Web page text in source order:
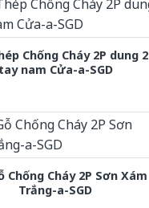
Chống Cháy 2P dung 2
tay nam Cửa-a-SGD
Chống Cháy 2P Sơn Xám
Trắng-a-SGD